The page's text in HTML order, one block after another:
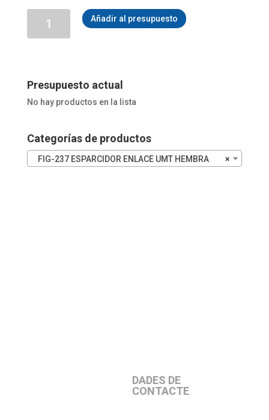
HEMBRA
Añadir al presupuesto
Presupuesto actual
No hay productos en la lista
Categorías de productos
×
FIG-237 ESPARCIDOR ENLACE UMT HEMBRA
DADES DE
CONTACTE